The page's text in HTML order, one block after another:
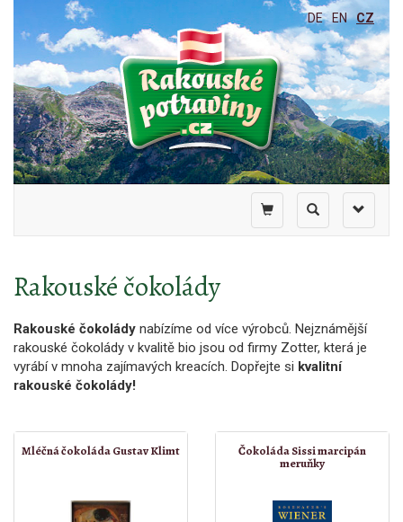
DE EN CZ
Toggle
Toggle
search
Toggle
shopping
Rakouské čokolády
Rakouské čokolády nabízíme od více výrobců. Nejznámější
rakouské čokolády v kvalitě bio jsou od firmy Zotter, která je
vyrábí v mnoha zajímavých kreacích. Dopřejte si kvalitní
rakouské čokolády!
Mléčná čokoláda Gustav Klimt
Čokoláda Sissi marcipán
meruňky